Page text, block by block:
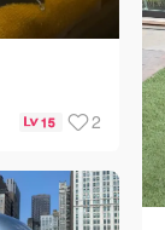
15 2